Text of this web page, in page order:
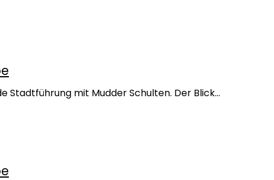
Stadtführung mit Mudder Schulten. Der Blick...